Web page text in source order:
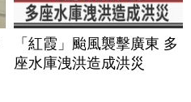
「紅霞」颱風襲擊廣東 多
座水庫洩洪造成洪災